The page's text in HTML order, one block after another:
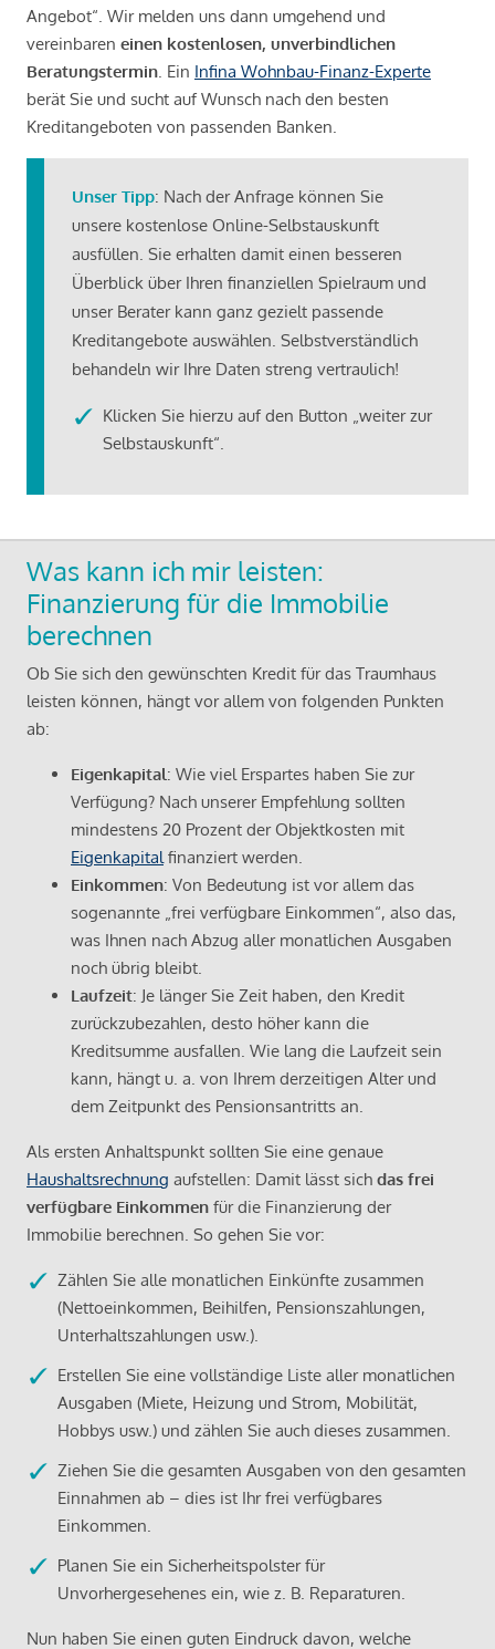
Angebot“. Wir melden uns dann umgehend und
vereinbaren einen kostenlosen, unverbindlichen
Beratungstermin . Ein Infina Wohnbau-Finanz-Experte
berät Sie und sucht auf Wunsch nach den besten
Kreditangeboten von passenden Banken.
Unser Tipp: Nach der Anfrage können Sie
unsere kostenlose Online-Selbstauskunft
ausfüllen. Sie erhalten damit einen besseren
Überblick über Ihren finanziellen Spielraum und
unser Berater kann ganz gezielt passende
Kreditangebote auswählen. Selbstverständlich
behandeln wir Ihre Daten streng vertraulich!
Klicken Sie hierzu auf den Button „weiter zur
Selbstauskunft“.
Was kann ich mir leisten:
Finanzierung für die Immobilie
berechnen
Ob Sie sich den gewünschten Kredit für das Traumhaus
leisten können, hängt vor allem von folgenden Punkten
ab:
Eigenkapital: Wie viel Erspartes haben Sie zur
Verfügung? Nach unserer Empfehlung sollten
mindestens 20 Prozent der Objektkosten mit
Eigenkapital finanziert werden.
Einkommen: Von Bedeutung ist vor allem das
sogenannte „frei verfügbare Einkommen“, also das,
was Ihnen nach Abzug aller monatlichen Ausgaben
noch übrig bleibt.
Laufzeit: Je länger Sie Zeit haben, den Kredit
zurückzubezahlen, desto höher kann die
Kreditsumme ausfallen. Wie lang die Laufzeit sein
kann, hängt u. a. von Ihrem derzeitigen Alter und
dem Zeitpunkt des Pensionsantritts an.
Als ersten Anhaltspunkt sollten Sie eine genaue
Haushaltsrechnung aufstellen: Damit lässt sich das frei
verfügbare Einkommen für die Finanzierung der
Immobilie berechnen. So gehen Sie vor:
Zählen Sie alle monatlichen Einkünfte zusammen
(Nettoeinkommen, Beihilfen, Pensionszahlungen,
Unterhaltszahlungen usw.).
Erstellen Sie eine vollständige Liste aller monatlichen
Ausgaben (Miete, Heizung und Strom, Mobilität,
Hobbys usw.) und zählen Sie auch dieses zusammen.
Ziehen Sie die gesamten Ausgaben von den gesamten
Einnahmen ab – dies ist Ihr frei verfügbares
Einkommen.
Planen Sie ein Sicherheitspolster für
Unvorhergesehenes ein, wie z. B. Reparaturen.
Nun haben Sie einen guten Eindruck davon, welche